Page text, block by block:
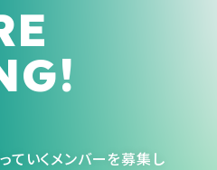
ていくメンバーを募集し